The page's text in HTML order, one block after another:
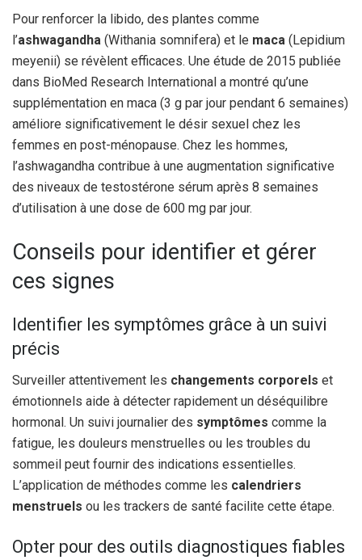
Pour renforcer la libido, des plantes comme
l’ashwagandha (Withania somnifera) et le maca (Lepidium
meyenii) se révèlent efficaces. Une étude de 2015 publiée
dans BioMed Research International a montré qu’une
supplémentation en maca (3 g par jour pendant 6 semaines)
améliore significativement le désir sexuel chez les
femmes en post-ménopause. Chez les hommes,
l’ashwagandha contribue à une augmentation significative
des niveaux de testostérone sérum après 8 semaines
d’utilisation à une dose de 600 mg par jour.
Conseils pour identifier et gérer
ces signes
Identifier les symptômes grâce à un suivi
précis
Surveiller attentivement les changements corporels et
émotionnels aide à détecter rapidement un déséquilibre
hormonal. Un suivi journalier des symptômes comme la
fatigue, les douleurs menstruelles ou les troubles du
sommeil peut fournir des indications essentielles.
L’application de méthodes comme les calendriers
menstruels ou les trackers de santé facilite cette étape.
Opter pour des outils diagnostiques fiables